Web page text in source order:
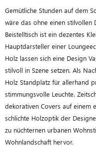
Gemütliche Stunden auf dem
wäre das ohne einen stilvollen
Beistelltisch ist ein dezentes
Hauptdarsteller einer
Holz lassen sich eine Design
stilvoll in Szene setzen. Als
Holz Standplatz für allerhand
stimmungsvolle Leuchte.
dekorativen Covers auf einem
schlichte Holzoptik der
zu nüchternen urbanen
Wohnlandschaft hervor.